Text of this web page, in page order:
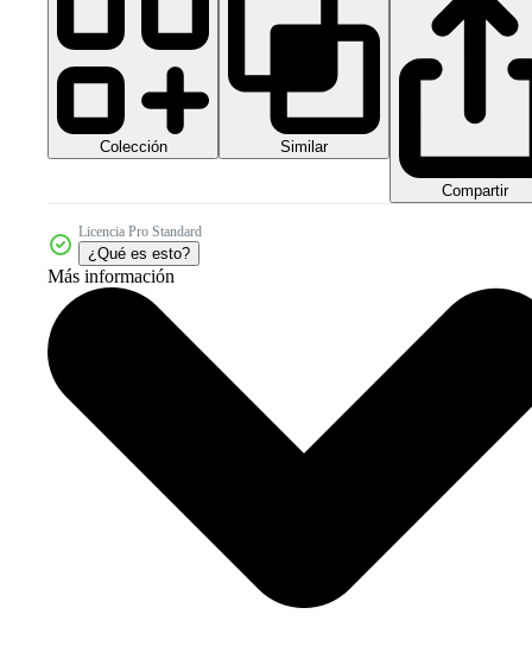
Colección Similar
Compartir
Licencia Pro Standard
¿Qué es esto?
Más información